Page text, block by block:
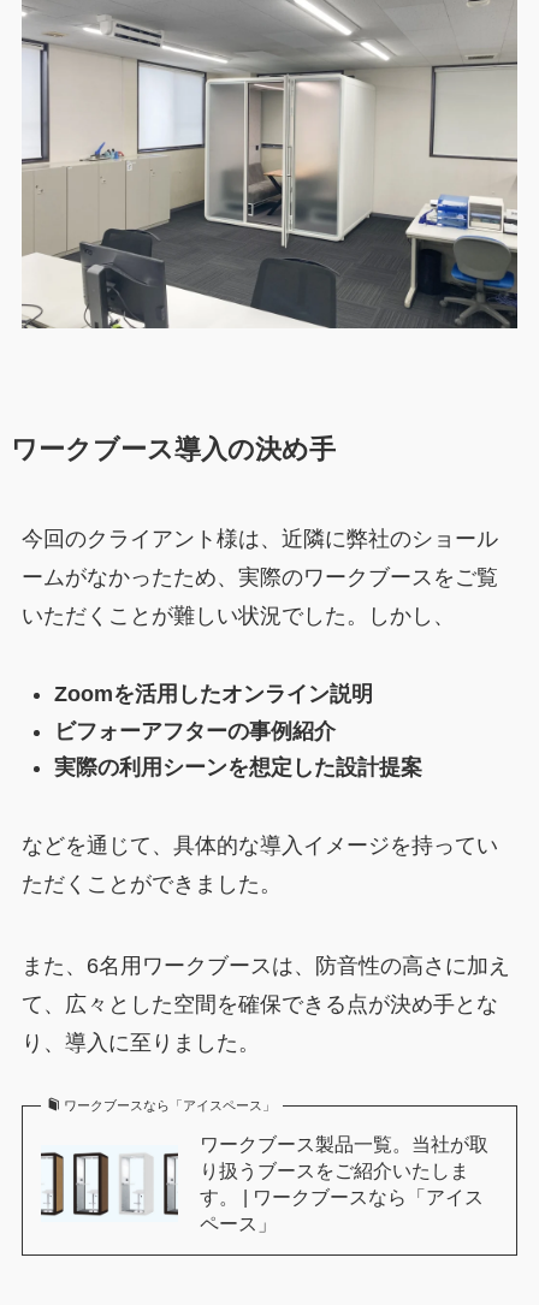
ワークブース導入の決め手
今回のクライアント様は、近隣に弊社のショール
ームがなかったため、実際のワークブースをご覧
いただくことが難しい状況でした。しかし、
Zoomを活用したオンライン説明
ビフォーアフターの事例紹介
実際の利用シーンを想定した設計提案
などを通じて、具体的な導入イメージを持ってい
ただくことができました。
また、6名用ワークブースは、防音性の高さに加え
て、広々とした空間を確保できる点が決め手とな
り、導入に至りました。
ワークブースなら「アイスペース」
ワークブース製品一覧。当社が取
り扱うブースをご紹介いたしま
す。 | ワークブースなら「アイス
ペース」